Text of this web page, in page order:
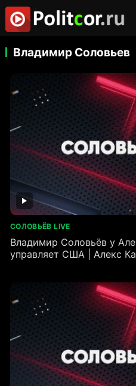
Владимир Соловьев
СОЛОВЬЁВ LIVE
Владимир Соловьёв у
управляет США | Алекс